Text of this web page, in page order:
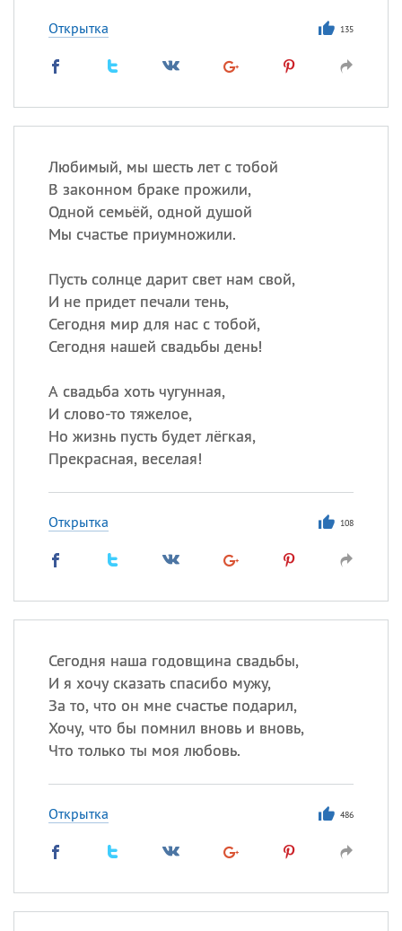
Открытка 135
Любимый, мы шесть лет с тобой
В законном браке прожили,
Одной семьёй, одной душой
Мы счастье приумножили.
Пусть солнце дарит свет нам свой,
И не придет печали тень,
Сегодня мир для нас с тобой,
Сегодня нашей свадьбы день!
А свадьба хоть чугунная,
И слово-то тяжелое,
Но жизнь пусть будет лёгкая,
Прекрасная, веселая!
Открытка 108
Сегодня наша годовщина свадьбы,
И я хочу сказать спасибо мужу,
За то, что он мне счастье подарил,
Хочу, что бы помнил вновь и вновь,
Что только ты моя любовь.
Открытка 486